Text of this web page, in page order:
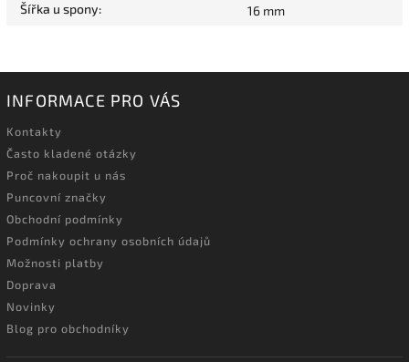
Šířka u spony: 16 mm
INFORMACE PRO VÁS
Kontakty
Často kladené otázky
Proč nakoupit u nás
Puncovní značky
Obchodní podmínky
Podmínky ochrany osobních údajů
Možnosti platby
Doprava
Novinky
Blog pro obchodníky